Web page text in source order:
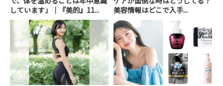
しています」｜『美的』11...
美容情報はどこで入手...